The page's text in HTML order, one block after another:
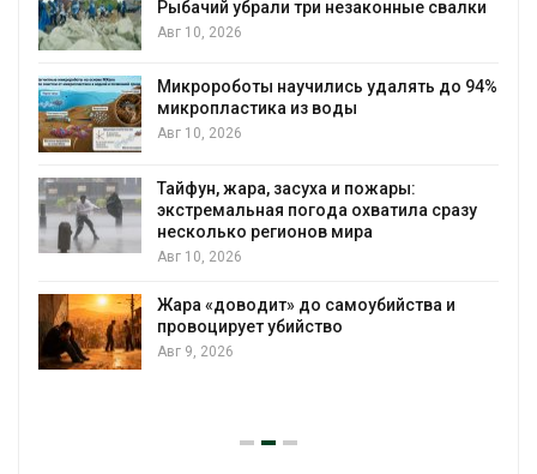
Рыбачий убрали три незаконные свалки
Авг 10, 2026
Микророботы научились удалять до 94%
микропластика из воды
Авг 10, 2026
Тайфун, жара, засуха и пожары:
экстремальная погода охватила сразу
несколько регионов мира
Авг 10, 2026
Жара «доводит» до самоубийства и
провоцирует убийство
Авг 9, 2026